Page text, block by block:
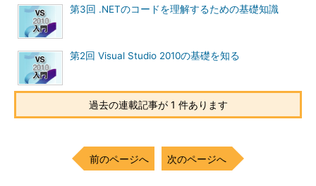
第3回 .NETのコードを理解するための基礎知識
第2回 Visual Studio 2010の基礎を知る
過去の連載記事が 1 件あります
前のページへ 次のページへ